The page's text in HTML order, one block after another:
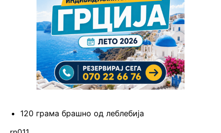
120 грама брашно од леблебија